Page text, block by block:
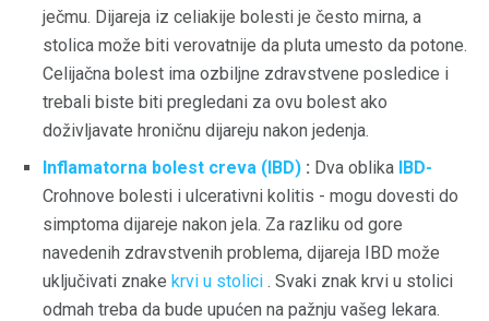
ječmu. Dijareja iz celiakije bolesti je često mirna, a
stolica može biti verovatnije da pluta umesto da potone.
Celijačna bolest ima ozbiljne zdravstvene posledice i
trebali biste biti pregledani za ovu bolest ako
doživljavate hroničnu dijareju nakon jedenja.
Inflamatorna bolest creva (IBD) : Dva oblika IBD-
Crohnove bolesti i ulcerativni kolitis - mogu dovesti do
simptoma dijareje nakon jela. Za razliku od gore
navedenih zdravstvenih problema, dijareja IBD može
uključivati ​​znake krvi u stolici . Svaki znak krvi u stolici
odmah treba da bude upućen na pažnju vašeg lekara.